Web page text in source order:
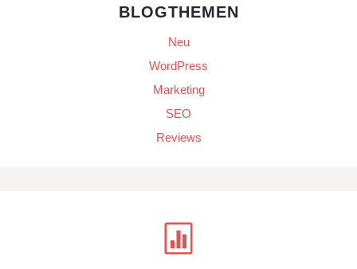
BLOGTHEMEN
Neu
WordPress
Marketing
SEO
Reviews
